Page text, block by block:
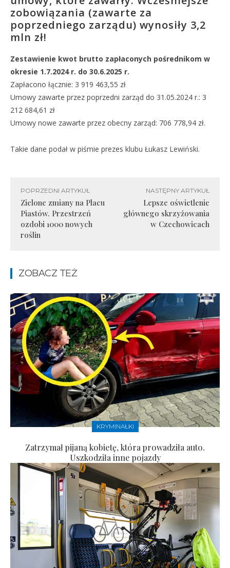
zobowiązania (zawarte za
poprzedniego zarządu) wynosiły 3,2
mln zł!
Zestawienie kwot brutto zapłaconych pośrednikom w
okresie 1.7.2024 r. do 30.6.2025 r.
Zapłacono łącznie: 3 919 463,55 zł
Umowy zawarte przez poprzedni zarząd do 31.05.2024 r.: 3
212 684,61 zł
Umowy nowe zawarte przez obecny zarząd: 706 778,94 zł.
Takie dane podał w piśmie prezes klubu Łukasz Lewiński.
POPRZEDNI ARTYKUŁ
Zielone zmiany na Placu
Piastów. Przestrzeń
ozdobi 1000 nowych
roślin
NASTĘPNY ARTYKUŁ
Lepsze oświetlenie
głównego skrzyżowania
w Czechowicach
ZOBACZ TEŻ
KRYMINAŁKI
Zatrzymał pijaną kobietę, która prowadziła auto.
Uszkodziła inne pojazdy